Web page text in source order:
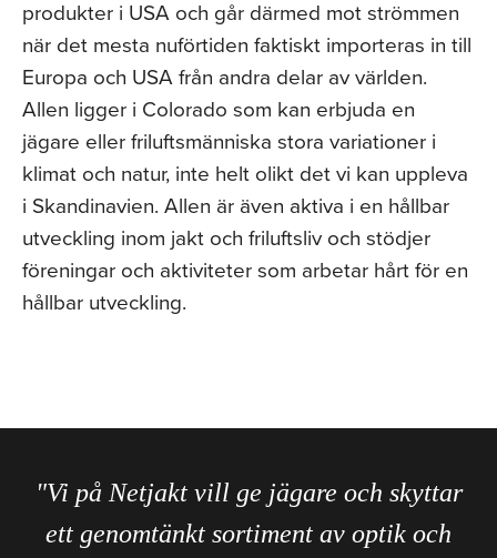
produkter i USA och går därmed mot strömmen
när det mesta nuförtiden faktiskt importeras in till
Europa och USA från andra delar av världen.
Allen ligger i Colorado som kan erbjuda en
jägare eller friluftsmänniska stora variationer i
klimat och natur, inte helt olikt det vi kan uppleva
i Skandinavien. Allen är även aktiva i en hållbar
utveckling inom jakt och friluftsliv och stödjer
föreningar och aktiviteter som arbetar hårt för en
hållbar utveckling.
"Vi på Netjakt vill ge jägare och skyttar
ett genomtänkt sortiment av optik och